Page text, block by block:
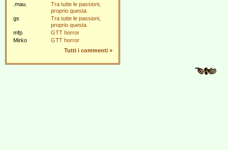
.mau.
Tra tutte le passioni,
proprio questa
gs
Tra tutte le passioni,
proprio questa
mfp
GTT horror
Mirko
GTT horror
Tutti i commenti »